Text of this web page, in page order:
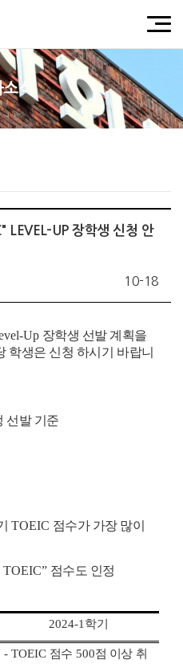
식
LEVEL-UP 장학생 신청 안
10-18
Up 장학생 선발 계획을
학생은 신청 하시기 바랍니
선발 기준
TOEIC 점수가 가장 많이
TOEIC” 점수도 인정
2024-1 학기
- TOEIC 점수 500점 이상 취